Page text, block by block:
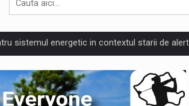
sistemul energetic in contextul starii de
pedepseste granitele?
Reveals About Bakuchiol's Evolution